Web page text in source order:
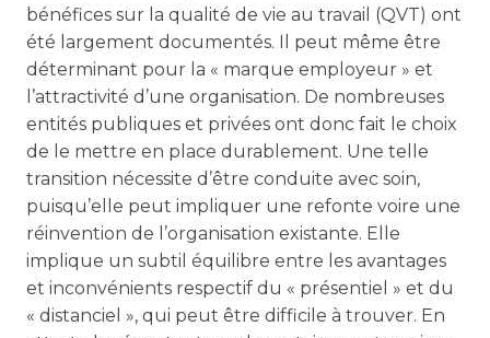
bénéfices sur la qualité de vie au travail (QVT) ont
été largement documentés. Il peut même être
déterminant pour la « marque employeur » et
l’attractivité d’une organisation. De nombreuses
entités publiques et privées ont donc fait le choix
de le mettre en place durablement. Une telle
transition nécessite d’être conduite avec soin,
puisqu’elle peut impliquer une refonte voire une
réinvention de l’organisation existante. Elle
implique un subtil équilibre entre les avantages
et inconvénients respectif du « présentiel » et du
« distanciel », qui peut être difficile à trouver. En